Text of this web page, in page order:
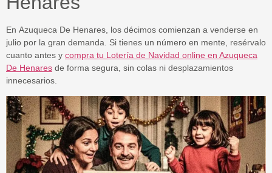
En Azuqueca De Henares, los décimos comienzan a venderse en
julio por la gran demanda. Si tienes un número en mente, resérvalo
cuanto antes y compra tu Lotería de Navidad online en Azuqueca
De Henares de forma segura, sin colas ni desplazamientos
innecesarios.